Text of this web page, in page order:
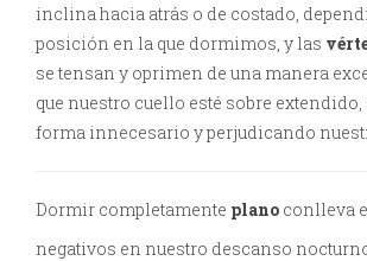
inclina hacia atrás o de costado,
posición en la que dormimos, y las
se tensan y oprimen de una manera
que nuestro cuello esté sobre
forma innecesario y perjudicando
Dormir completamente plano conlleva
negativos en nuestro descanso